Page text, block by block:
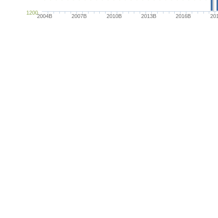
2004B 2007B 2010B 2013B 2016B
1200